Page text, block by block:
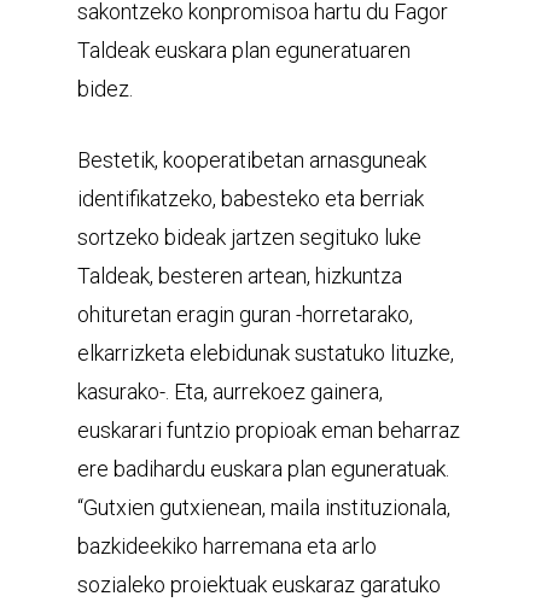
sakontzeko konpromisoa hartu du Fagor
Taldeak euskara plan eguneratuaren
bidez.
Bestetik, kooperatibetan arnasguneak
identifikatzeko, babesteko eta berriak
sortzeko bideak jartzen segituko luke
Taldeak, besteren artean, hizkuntza
ohituretan eragin guran -horretarako,
elkarrizketa elebidunak sustatuko lituzke,
kasurako-. Eta, aurrekoez gainera,
euskarari funtzio propioak eman beharraz
ere badihardu euskara plan eguneratuak.
“Gutxien gutxienean, maila instituzionala,
bazkideekiko harremana eta arlo
sozialeko proiektuak euskaraz garatuko